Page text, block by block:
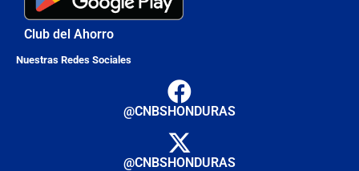
Club del Ahorro
Nuestras Redes Sociales
@CNBSHONDURAS
@CNBSHONDURAS